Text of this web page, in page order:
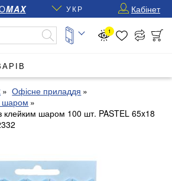
MAX УКР Кабінет
1
Офісне приладдя
шаром
клейким шаром 100 шт. PASTEL 65x18